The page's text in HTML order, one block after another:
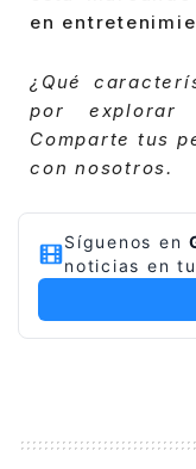
en
¿Qué
por explorar
Comparte tus
con nosotros.
Síguenos en
noticias en